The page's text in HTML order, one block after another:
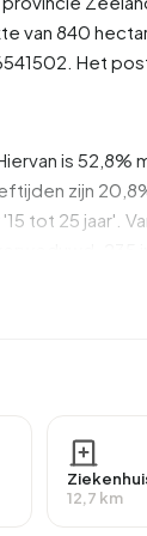
van 840
Het
is 52,8%
zijn
tot 25 jaar'.
is dan het
wat €50012,7 km